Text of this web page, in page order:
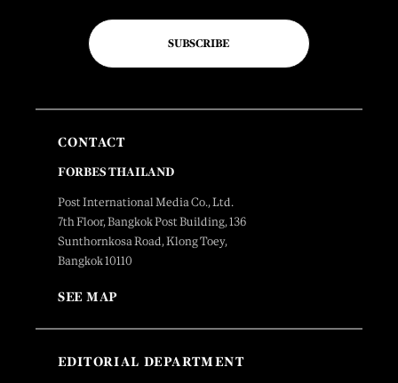
SUBSCRIBE
CONTACT
FORBES THAILAND
Post International Media Co., Ltd.
7th Floor, Bangkok Post Building, 136
Sunthornkosa Road, Klong Toey,
Bangkok 10110
SEE MAP
EDITORIAL DEPARTMENT